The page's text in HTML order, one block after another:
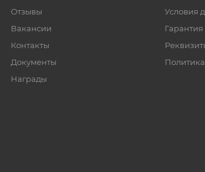
Отзывы
Вакансии
Контакты
Документы
Награды
Условия
Гарантия
Политика